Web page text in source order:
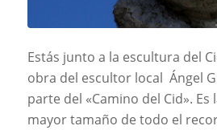
Estás junto a la escultura del
obra del escultor local Ángel
parte del «Camino del Cid». Es
mayor tamaño de todo el